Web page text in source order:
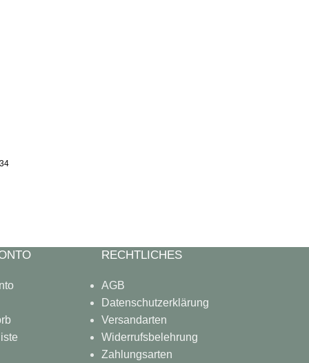
RECHTLICHES
AGB
Datenschutzerklärung
Versandarten
Widerrufsbelehrung
Zahlungsarten